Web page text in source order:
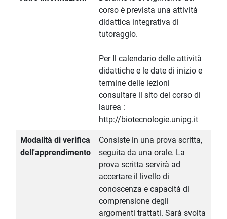
corso è prevista una attività
didattica integrativa di
tutoraggio.
Per Il calendario delle attività
didattiche e le date di inizio e
termine delle lezioni
consultare il sito del corso di
laurea :
http://biotecnologie.unipg.it
Modalità di verifica
dell'apprendimento
Consiste in una prova scritta,
seguita da una orale. La
prova scritta servirà ad
accertare il livello di
conoscenza e capacità di
comprensione degli
argomenti trattati. Sarà svolta